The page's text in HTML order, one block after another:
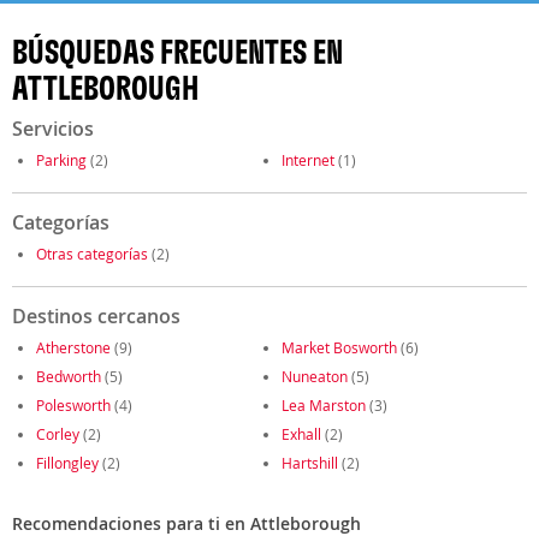
BÚSQUEDAS FRECUENTES EN
ATTLEBOROUGH
Servicios
Parking(2) Internet(1)
Categorías
Otras categorías (2)
Destinos cercanos
Atherstone(9) Market Bosworth(6)
Bedworth(5) Nuneaton(5)
Polesworth(4) Lea Marston(3)
Corley(2) Exhall (2)
Fillongley(2) Hartshill (2)
Recomendaciones para ti en Attleborough